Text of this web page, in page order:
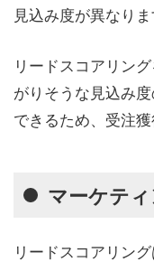
見込み度が異なりま
リードスコアリン
がりそうな見込み
できるため、受注獲
マーケテ
リードスコアリン